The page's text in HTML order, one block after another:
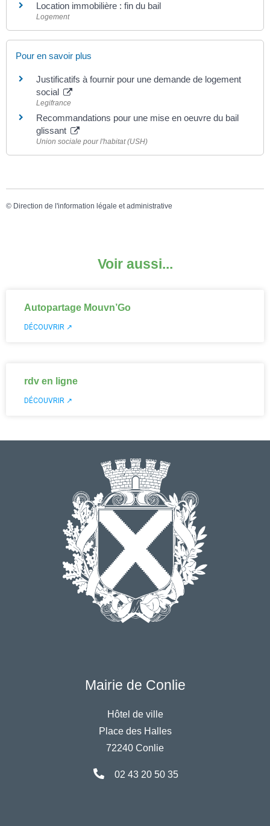
Location immobilière : fin du bail
Logement
Pour en savoir plus
Justificatifs à fournir pour une demande de logement
social
Legifrance
Recommandations pour une mise en oeuvre du bail
glissant
Union sociale pour l'habitat (USH)
© Direction de l'information légale et administrative
Voir aussi...
Autopartage Mouvn’Go
DÉCOUVRIR ↗
rdv en ligne
DÉCOUVRIR ↗
Mairie de Conlie
Hôtel de ville
Place des Halles
72240 Conlie
02 43 20 50 35